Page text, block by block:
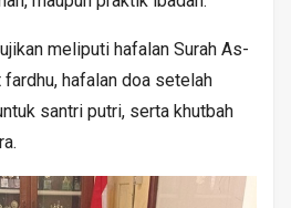
meliputi hafalan Surah As-
hafalan doa setelah
santri putri, serta khutbah